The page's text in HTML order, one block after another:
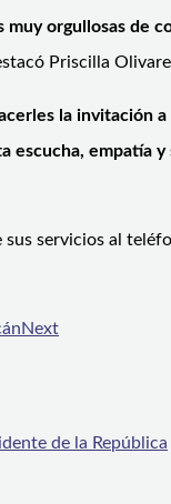
orgullosas de
Priscilla
la invitación
escucha,
servicios al
Next